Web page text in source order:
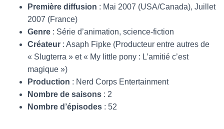
Première diffusion : Mai 2007 (USA/Canada), Juillet
2007 (France)
Genre : Série d’animation, science-fiction
Créateur : Asaph Fipke (Producteur entre autres de
« Slugterra » et « My little pony : L’amitié c’est
magique »)
Production : Nerd Corps Entertainment
Nombre de saisons : 2
Nombre d’épisodes : 52